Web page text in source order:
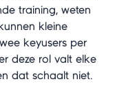
training, weten
kleine
keyusers per
deze rol valt elke
dat schaalt niet.